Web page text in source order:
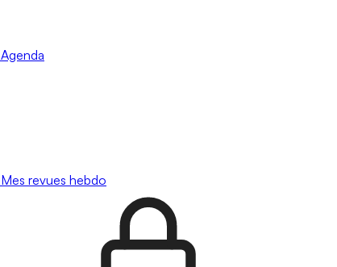
Agenda
Mes revues hebdo